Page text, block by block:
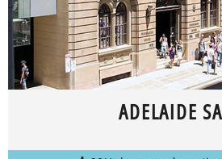
ADELAIDE